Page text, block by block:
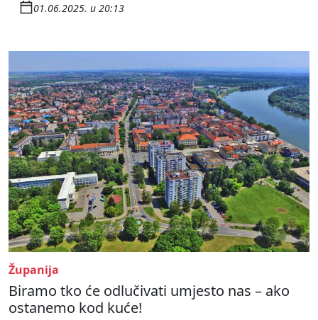
01.06.2025. u 20:13
Županija
Biramo tko će odlučivati umjesto nas – ako
ostanemo kod kuće!